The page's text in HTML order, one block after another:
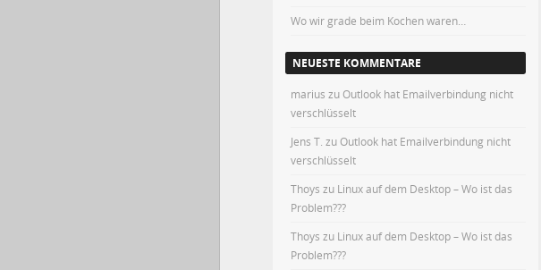
Wo wir grade beim Kochen waren…
NEUESTE KOMMENTARE
marius zuOutlook hat Emailverbindung nicht
verschlüsselt
Jens T. zuOutlook hat Emailverbindung nicht
verschlüsselt
Thoys zu Linux auf dem Desktop – Wo ist das
Problem???
Thoys zu Linux auf dem Desktop – Wo ist das
Problem???